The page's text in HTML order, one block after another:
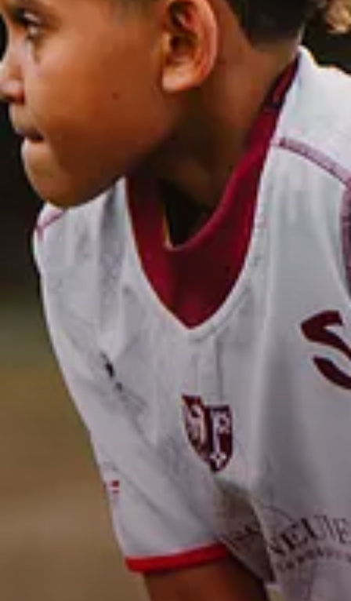
Club
Histoire
Organisation
Bénévoles
Pacte Grenat (RSE)
Arbitrage
Business
Nos partenaires
Offres & abonnements
Offre groupe